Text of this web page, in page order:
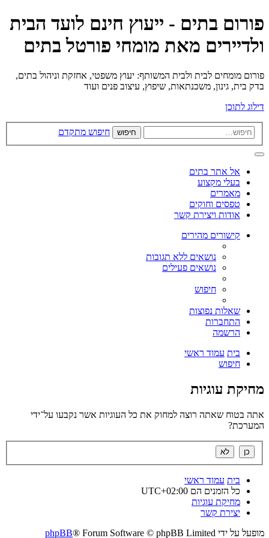
פורום בתים - ייעוץ חינם לועד הבית
ולדיירים מאת מומחי פורטל בתים
פורום מומחים לבית ולבית המשותף: יעוץ משפטי, אחזקת וניהול בתים,
בדק בית, גינון, משכנתאות, שיפוץ, עיצוב פנים ועוד
דילוג לתוכן
חיפוש חיפוש מתקדם
אל אתר בתים
בעלי מקצוע
מאמרים
טפסים וחוקים
אודות ויצירת קשר
קישורים מהירים
נושאים ללא תגובות
נושאים פעילים
חיפוש
שאלות נפוצות
התחברות
הרשמה
בית עמוד ראשי
חיפוש
מחיקת עוגיות
אתה בטוח שאתה רוצה למחוק את כל העוגיות אשר נקבעו על־ידי
המערכת?
בית עמוד ראשי
כל הזמנים הם UTC+02:00
מחיקת עוגיות
יצירת קשר
מופעל על ידי
phpBB® Forum Software © phpBB Limited